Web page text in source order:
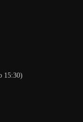
15:30)